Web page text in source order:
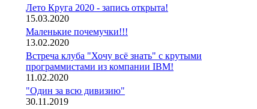
Лето Круга 2020 - запись открыта!
15.03.2020
Маленькие почемучки!!!
13.02.2020
Встреча клуба "Хочу всё знать" с крутыми
программистами из компании IBM!
11.02.2020
"Один за всю дивизию"
30.11.2019